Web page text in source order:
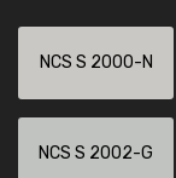
NCS S 2000-N
NCS S 2002-G